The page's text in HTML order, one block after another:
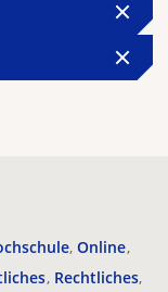
Online
Rechtliches